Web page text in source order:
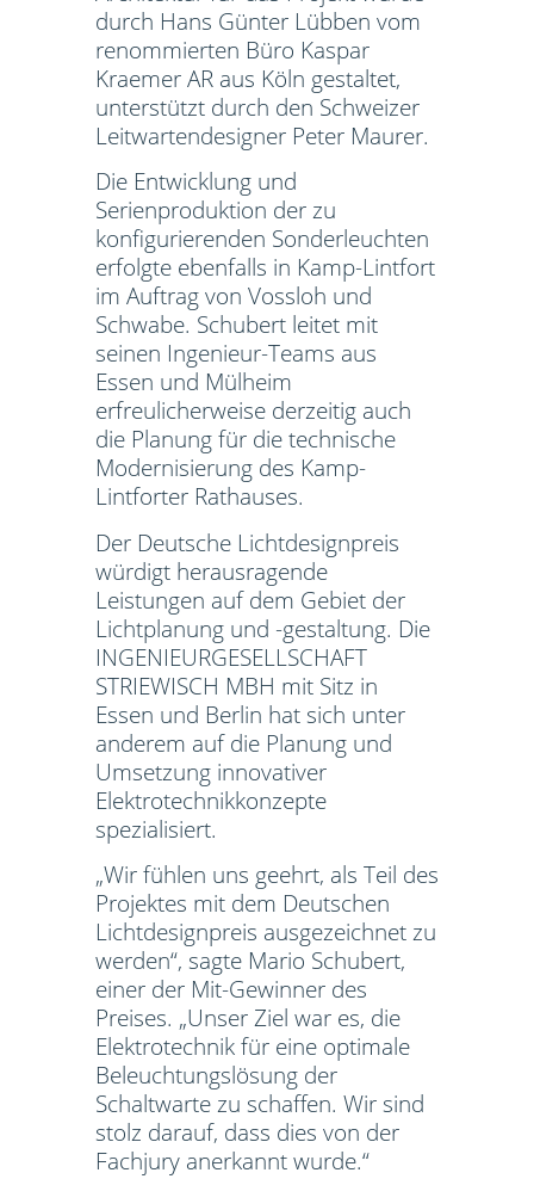
durch Hans Günter Lübben vom
renommierten Büro Kaspar
Kraemer AR aus Köln gestaltet,
unterstützt durch den Schweizer
Leitwartendesigner Peter Maurer.
Die Entwicklung und
Serienproduktion der zu
konfigurierenden Sonderleuchten
erfolgte ebenfalls in Kamp-Lintfort
im Auftrag von Vossloh und
Schwabe. Schubert leitet mit
seinen Ingenieur-Teams aus
Essen und Mülheim
erfreulicherweise derzeitig auch
die Planung für die technische
Modernisierung des Kamp-
Lintforter Rathauses.
Der Deutsche Lichtdesignpreis
würdigt herausragende
Leistungen auf dem Gebiet der
Lichtplanung und -gestaltung. Die
INGENIEURGESELLSCHAFT
STRIEWISCH MBH mit Sitz in
Essen und Berlin hat sich unter
anderem auf die Planung und
Umsetzung innovativer
Elektrotechnikkonzepte
spezialisiert.
„Wir fühlen uns geehrt, als Teil des
Projektes mit dem Deutschen
Lichtdesignpreis ausgezeichnet zu
werden“, sagte Mario Schubert,
einer der Mit-Gewinner des
Preises. „Unser Ziel war es, die
Elektrotechnik für eine optimale
Beleuchtungslösung der
Schaltwarte zu schaffen. Wir sind
stolz darauf, dass dies von der
Fachjury anerkannt wurde.“